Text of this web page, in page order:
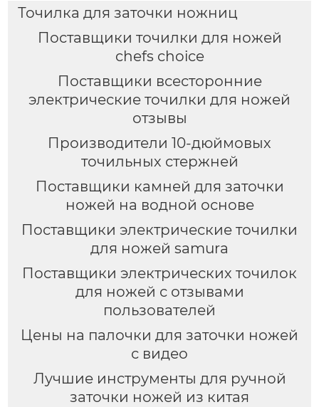
Точилка для заточки ножниц
Поставщики точилки для ножей
chefs choice
Поставщики всесторонние
электрические точилки для ножей
отзывы
Производители 10-дюймовых
точильных стержней
Поставщики камней для заточки
ножей на водной основе
Поставщики электрические точилки
для ножей samura
Поставщики электрических точилок
для ножей с отзывами
пользователей
Цены на палочки для заточки ножей
с видео
Лучшие инструменты для ручной
заточки ножей из китая